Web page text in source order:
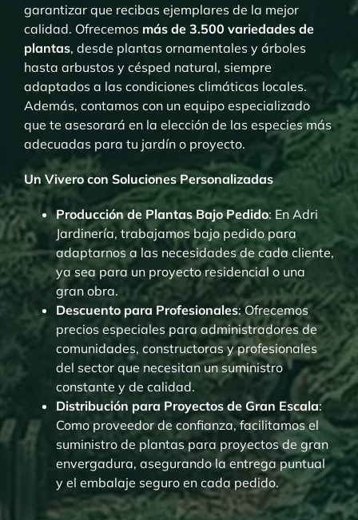
garantizar que recibas ejemplares de la mejor
calidad. Ofrecemos más de 3.500 variedades de
plantas, desde plantas ornamentales y árboles
hasta arbustos y césped natural, siempre
adaptados a las condiciones climáticas locales.
Además, contamos con un equipo especializado
que te asesorará en la elección de las especies más
adecuadas para tu jardín o proyecto.
Un Vivero con Soluciones Personalizadas
Producción de Plantas Bajo Pedido: En Adri
Jardinería, trabajamos bajo pedido para
adaptarnos a las necesidades de cada cliente,
ya sea para un proyecto residencial o una
gran obra.
Descuento para Profesionales: Ofrecemos
precios especiales para administradores de
comunidades, constructoras y profesionales
del sector que necesitan un suministro
constante y de calidad.
Distribución para Proyectos de Gran Escala:
Como proveedor de confianza, facilitamos el
suministro de plantas para proyectos de gran
envergadura, asegurando la entrega puntual
y el embalaje seguro en cada pedido.